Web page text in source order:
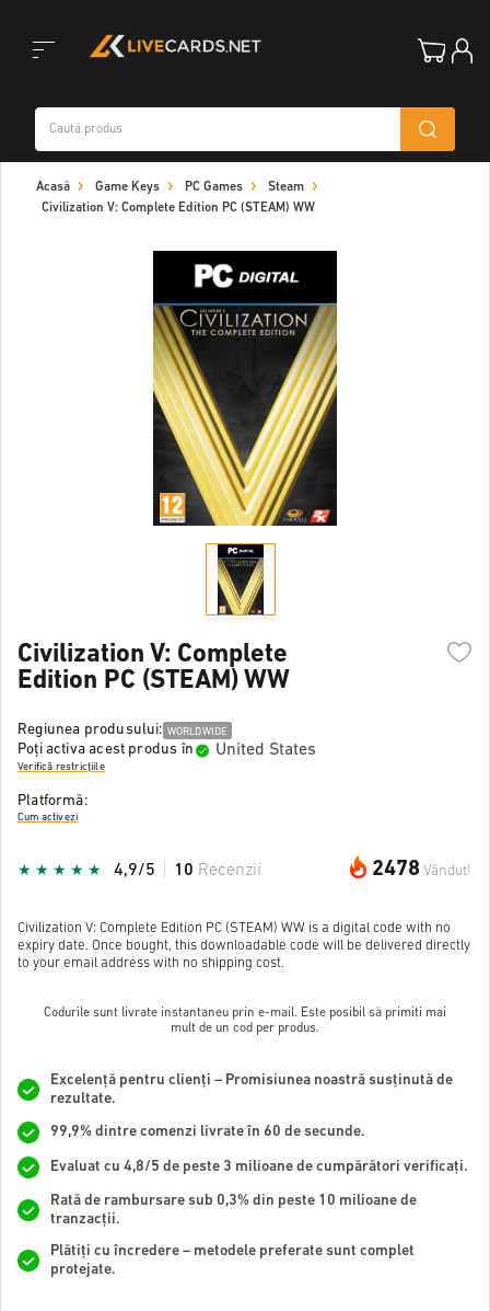
navigation
Acasă Game Keys PC Games
Steam
Civilization V: Complete Edition PC (STEAM) WW
Civilization V: Complete
Edition PC (STEAM) WW
Regiunea produsului: WORLDWIDE
Poți activa acest produs în United States
Verifică restricțiile
Platformă:
Cum activezi
2478 Vândut!
4,9/5 10 Recenzii
Civilization V: Complete Edition PC (STEAM) WW is a digital code with no
expiry date. Once bought, this downloadable code will be delivered directly
to your email address with no shipping cost.
Codurile sunt livrate instantaneu prin e-mail. Este posibil să primiți mai
mult de un cod per produs.
Excelență pentru clienți – Promisiunea noastră susținută de
rezultate.
99,9% dintre comenzi livrate în 60 de secunde.
Evaluat cu 4,8/5 de peste 3 milioane de cumpărători verificați.
Rată de rambursare sub 0,3% din peste 10 milioane de
tranzacții.
Plătiți cu încredere – metodele preferate sunt complet
protejate.